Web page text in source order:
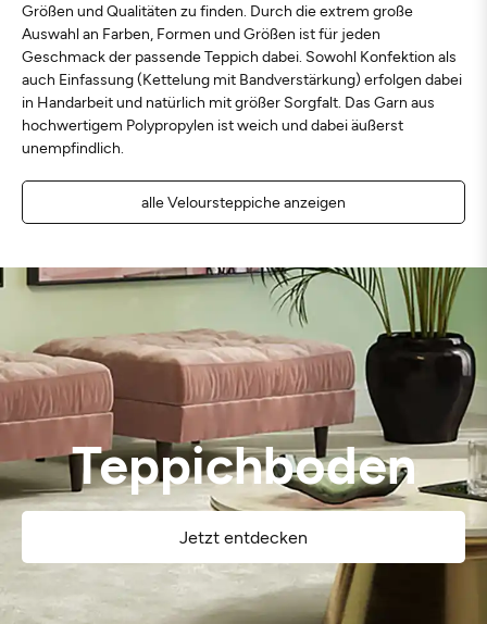
Größen und Qualitäten zu finden. Durch die extrem große
Auswahl an Farben, Formen und Größen ist für jeden
Geschmack der passende Teppich dabei. Sowohl Konfektion als
auch Einfassung (Kettelung mit Bandverstärkung) erfolgen dabei
in Handarbeit und natürlich mit größer Sorgfalt. Das Garn aus
hochwertigem Polypropylen ist weich und dabei äußerst
unempfindlich.
alle Veloursteppiche anzeigen
Teppichboden
Jetzt entdecken